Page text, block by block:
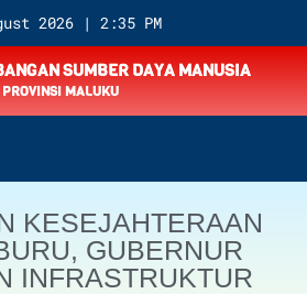
2026 | 2:35 PM
SUMBER DAYA MANUSIA
PROVINSI MALUKU
KESEJAHTERAAN
GUBERNUR
INFRASTRUKTUR